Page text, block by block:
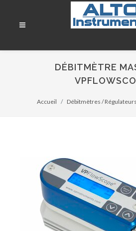
DÉBITMÈTRE
Accueil Débitmètres /